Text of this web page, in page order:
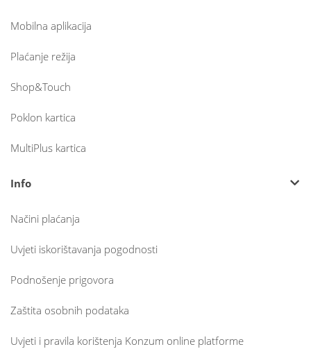
Mobilna aplikacija
Plaćanje režija
Shop&Touch
Poklon kartica
MultiPlus kartica
Info
Načini plaćanja
Uvjeti iskorištavanja pogodnosti
Podnošenje prigovora
Zaštita osobnih podataka
Uvjeti i pravila korištenja Konzum online platforme